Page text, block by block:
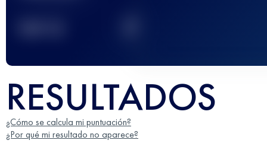
RESULTADOS
¿Cómo se calcula mi puntuación?
¿Por qué mi resultado no aparece?